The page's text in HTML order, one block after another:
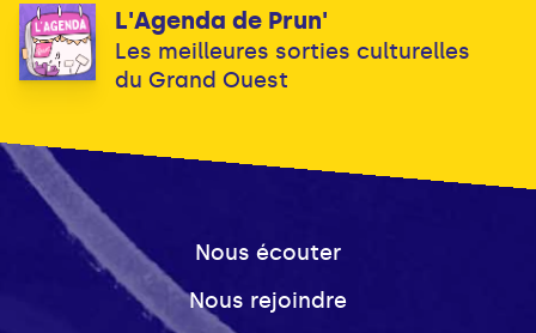
L'Agenda de Prun'
Les meilleures sorties culturelles
du Grand Ouest
Nous écouter
Nous rejoindre